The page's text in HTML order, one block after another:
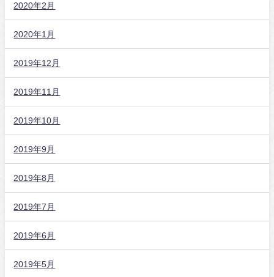
2020年2月
2020年1月
2019年12月
2019年11月
2019年10月
2019年9月
2019年8月
2019年7月
2019年6月
2019年5月